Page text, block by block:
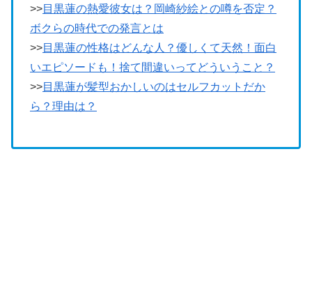
>>目黒蓮の熱愛彼女は？岡崎紗絵との噂を否定？
ボクらの時代での発言とは
>>目黒蓮の性格はどんな人？優しくて天然！面白
いエピソードも！捨て間違いってどういうこと？
>>目黒蓮が髪型おかしいのはセルフカットだか
ら？理由は？